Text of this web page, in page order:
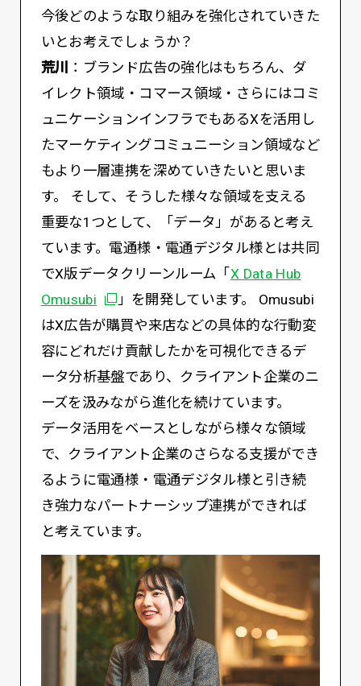
今後どのような取り組みを強化されていきた
いとお考えでしょうか？
荒川
：ブランド広告の強化はもちろん、ダ
イレクト領域・コマース領域・さらにはコミ
ュニケーションインフラでもあるXを活用し
たマーケティングコミュニーション領域など
もより一層連携を深めていきたいと思いま
す。 そして、そうした様々な領域を支える
重要な1つとして、「データ」があると考え
ています。電通様・電通デジタル様とは共同
でX版データクリーンルーム「 X Data Hub
Omusubi 別ウィンドウで開く
」を開発しています。 Omusubi
はX広告が購買や来店などの具体的な行動変
容にどれだけ貢献したかを可視化できるデ
ータ分析基盤であり、クライアント企業のニ
ーズを汲みながら進化を続けています。
データ活用をベースとしながら様々な領域
で、クライアント企業のさらなる支援ができ
るように電通様・電通デジタル様と引き続
き強力なパートナーシップ連携ができれば
と考えています。